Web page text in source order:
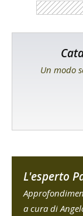
Un modo
L'esperto
a cura di